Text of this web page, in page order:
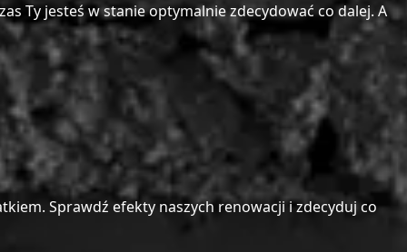
Ty jesteś w stanie optymalnie zdecydować co dalej. A
Sprawdź efekty naszych renowacji i zdecyduj co